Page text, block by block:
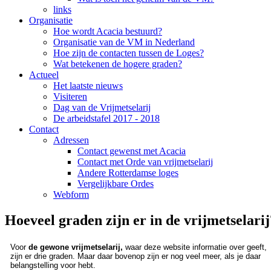
links
Organisatie
Hoe wordt Acacia bestuurd?
Organisatie van de VM in Nederland
Hoe zijn de contacten tussen de Loges?
Wat betekenen de hogere graden?
Actueel
Het laatste nieuws
Visiteren
Dag van de Vrijmetselarij
De arbeidstafel 2017 - 2018
Contact
Adressen
Contact gewenst met Acacia
Contact met Orde van vrijmetselarij
Andere Rotterdamse loges
Vergelijkbare Ordes
Webform
Hoeveel graden zijn er in de
Voor de gewone vrijmetselarij, waar deze website informatie over geeft,
zijn er drie graden. Maar daar bovenop zijn er nog veel meer, als je daar
belangstelling voor hebt.